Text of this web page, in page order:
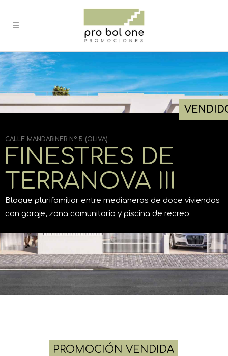
CALLE MANDARINER Nº 5 (OLIVA)
FINESTRES DE
TERRANOVA III
Bloque plurifamiliar entre medianeras de doce viviendas
con garaje, zona comunitaria y piscina de recreo.
PROMOCIÓN VENDIDA